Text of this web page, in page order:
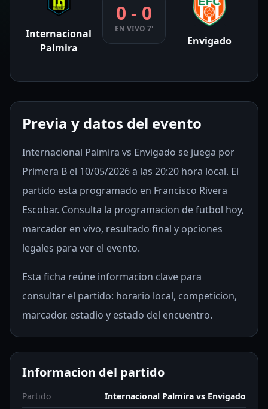
Internacional
Palmira
0 - 0
EN VIVO 7'
Envigado
Previa y datos del evento
Internacional Palmira vs Envigado se juega por
Primera B el 10/05/2026 a las 20:20 hora local. El
partido esta programado en Francisco Rivera
Escobar. Consulta la programacion de futbol hoy,
marcador en vivo, resultado final y opciones
legales para ver el evento.
Esta ficha reúne informacion clave para
consultar el partido: horario local, competicion,
marcador, estadio y estado del encuentro.
Informacion del partido
Partido Internacional Palmira vs Envigado